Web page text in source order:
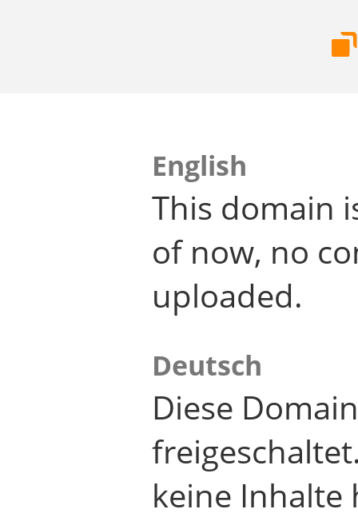
English
This domain
of now, no
uploaded.
Deutsch
Diese
keine Inhalte